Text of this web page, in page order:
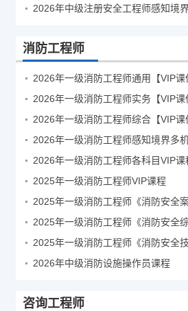
消防工程师
2026年一级消防工程师通用【VIP课
2026年一级消防工程师实务【VIP课
2026年一级消防工程师综合【VIP课
2026年一级消防工程师感知境界多
2025年一级消防工程师VIP课程
2026年中级消防设施操作员课程
咨询工程师